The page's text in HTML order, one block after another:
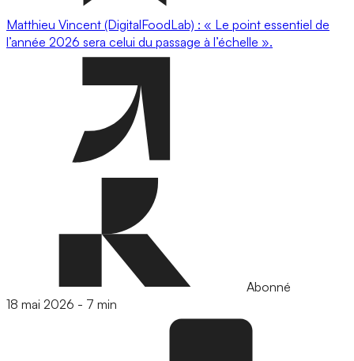
Matthieu Vincent (DigitalFoodLab) : « Le point essentiel de
l’année 2026 sera celui du passage à l’échelle ».
Abonné
18 mai 2026 - 7 min